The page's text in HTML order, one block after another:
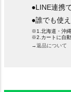
●LINE連携
●誰でも使
※1.北海道・沖
※2.カートに自
→返品について